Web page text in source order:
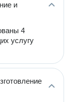
и
4
услугу